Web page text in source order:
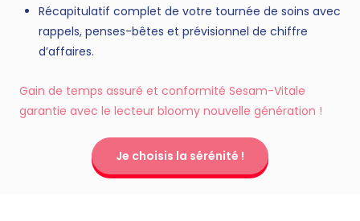
Récapitulatif complet de votre tournée de soins avec
rappels, penses-bêtes et prévisionnel de chiffre
d’affaires.
Gain de temps assuré et conformité Sesam-Vitale
garantie avec le lecteur bloomy nouvelle génération !
Je choisis la sérénité !